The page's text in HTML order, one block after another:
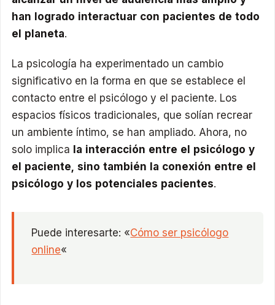
han logrado interactuar con pacientes de todo
el planeta.
La psicología ha experimentado un cambio
significativo en la forma en que se establece el
contacto entre el psicólogo y el paciente. Los
espacios físicos tradicionales, que solían recrear
un ambiente íntimo, se han ampliado. Ahora, no
solo implica la interacción entre el psicólogo y
el paciente, sino también la conexión entre el
psicólogo y los potenciales pacientes.
Puede interesarte: «Cómo ser psicólogo
online«